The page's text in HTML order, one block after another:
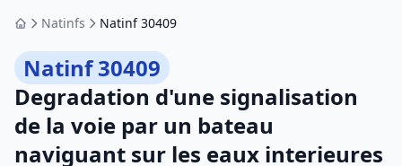
AccueilNatinfs Natinf 30409
Natinf 30409
Degradation d'une signalisation
de la voie par un bateau
naviguant sur les eaux interieures